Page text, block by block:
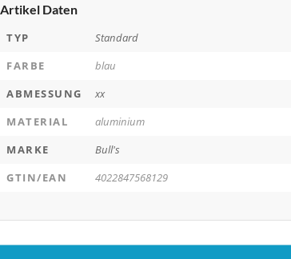
Artikel Daten
TYP
Standard
FARBE
blau
ABMESSUNG
xx
MATERIAL
aluminium
MARKE
Bull's
GTIN/EAN
4022847568129